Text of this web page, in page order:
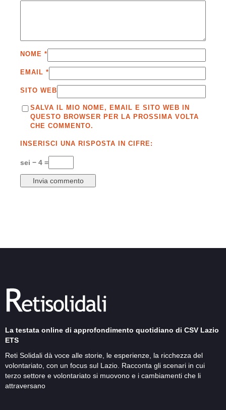
NOME *
EMAIL *
SITO WEB
SALVA IL MIO NOME, EMAIL E SITO WEB IN
QUESTO BROWSER PER LA PROSSIMA VOLTA
CHE COMMENTO.
INSERISCI UNA RISPOSTA IN CIFRE:
sei − 4 =
La testata online di approfondimento quotidiano di CSV Lazio
ETS
Reti Solidali dà voce alle storie, le esperienze, la ricchezza del
volontariato, con un focus sul Lazio. Racconta gli scenari in cui
terzo settore e volontariato si muovono e i cambiamenti che li
attraversano